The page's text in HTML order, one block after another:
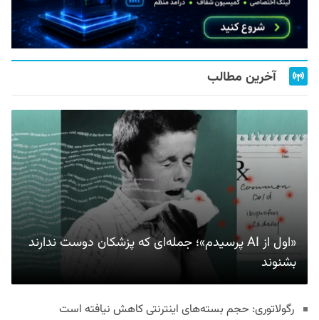
آخرین مطالب
«اول از AI پرسیدم»؛ جمله‌ای که پزشکان دوست ندارند
بشنوند
رگولاتوری: حجم بسته‌های اینترنتی کاهش نیافته است